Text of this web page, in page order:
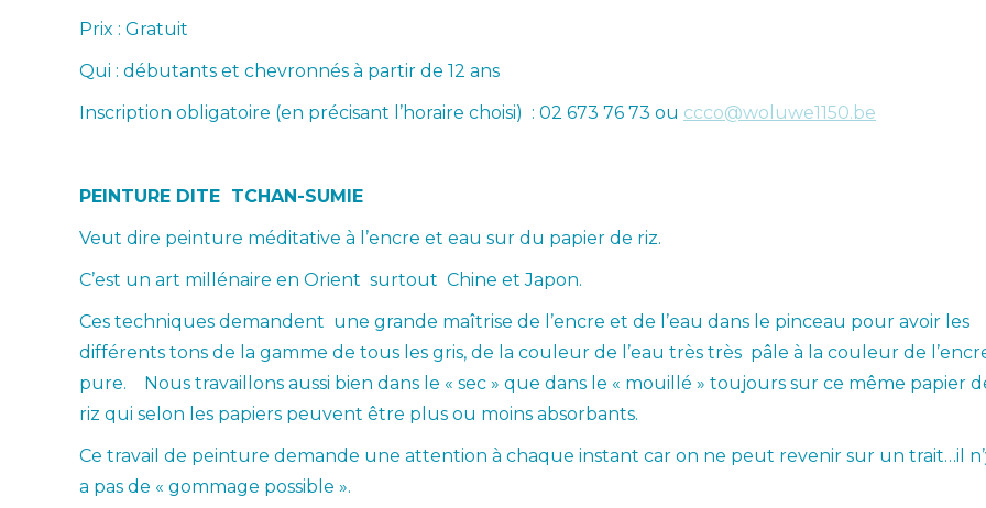
Prix : Gratuit
Qui : débutants et chevronnés à partir de 12 ans
Inscription obligatoire (en précisant l’horaire choisi) : 02 673 76 73 ou ccco@woluwe1150.be
PEINTURE DITE TCHAN-SUMIE
Veut dire peinture méditative à l’encre et eau sur du papier de riz.
C’est un art millénaire en Orient surtout Chine et Japon.
Ces techniques demandent une grande maîtrise de l’encre et de l’eau dans le pinceau pour avoir les
différents tons de la gamme de tous les gris, de la couleur de l’eau très très pâle à la couleur de
pure. Nous travaillons aussi bien dans le « sec » que dans le « mouillé » toujours sur ce même papier
riz qui selon les papiers peuvent être plus ou moins absorbants.
Ce travail de peinture demande une attention à chaque instant car on ne peut revenir sur un trait…il
a pas de « gommage possible ».